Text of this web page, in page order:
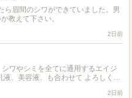
ら眉間のシワができていました。男
教えて下さい。
2日前
ワやシミを全てに通用するエイジ
、美容液、も合わせて よろしくお
2日前